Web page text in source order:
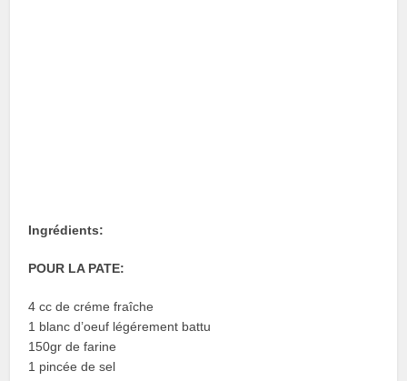
Ingrédients:
POUR LA PATE:
4 cc de créme fraîche
1 blanc d’oeuf légérement battu
150gr de farine
1 pincée de sel